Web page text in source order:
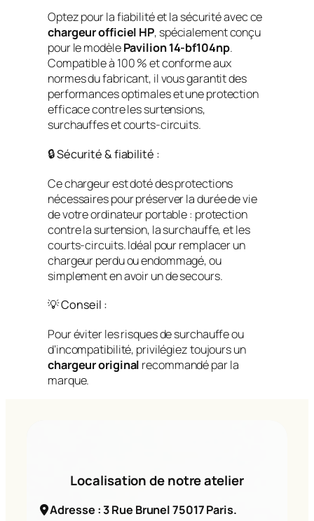
Optez pour la fiabilité et la sécurité avec ce
chargeur officiel HP, spécialement conçu
pour le modèlePavilion 14-bf104np.
Compatible à 100 % et conforme aux
normes du fabricant, il vous garantit des
performances optimales et une protection
efficace contre les surtensions,
surchauffes et courts-circuits.
🔒 Sécurité & fiabilité :
Ce chargeur est doté des protections
nécessaires pour préserver la durée de vie
de votre ordinateur portable : protection
contre la surtension, la surchauffe, et les
courts-circuits. Idéal pour remplacer un
chargeur perdu ou endommagé, ou
simplement en avoir un de secours.
💡 Conseil :
Pour éviter les risques de surchauffe ou
d’incompatibilité, privilégiez toujours un
chargeur original recommandé par la
marque.
Localisation de notre atelier
Adresse : 3 Rue Brunel 75017 Paris.